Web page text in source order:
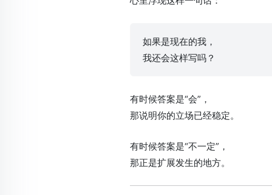
如果是现在的我，
我还会这样写吗？
有时候答案是“会”，
那说明你的立场已经稳定。
有时候答案是“不一定”，
那正是扩展发生的地方。